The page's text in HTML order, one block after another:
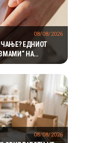
ЕДНИОТ
НА
08/08/2026
08/08/2026